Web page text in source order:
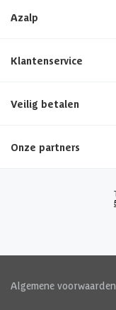
Azalp
Klantenservice
Veilig betalen
Onze partners
Algemene voorwaarden